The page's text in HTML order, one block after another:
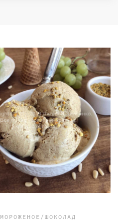
МОРОЖЕНОЕ/ШОКОЛАД